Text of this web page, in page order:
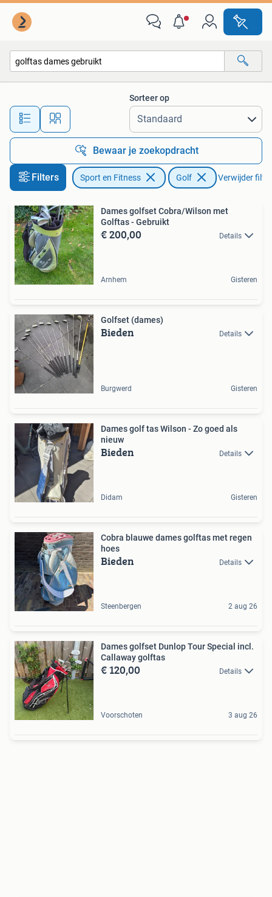
Alle afstanden…
Sorteer op
Bewaar je zoekopdracht
Filters Sport en Fitness Golf Verwijder
Dames golfset Cobra/Wilson met
Golftas - Gebruikt
€ 200,00 Details
Arnhem Gisteren
Golfset (dames)
Bieden Details
Burgwerd Gisteren
Dames golf tas Wilson - Zo goed als
nieuw
Bieden Details
Didam Gisteren
Cobra blauwe dames golftas met regen
hoes
Bieden Details
Steenbergen 2 aug 26
Dames golfset Dunlop Tour Special incl.
Callaway golftas
€ 120,00 Details
Voorschoten 3 aug 26